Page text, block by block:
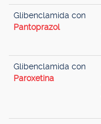
Glibenclamida con
Pantoprazol
Glibenclamida con
Paroxetina